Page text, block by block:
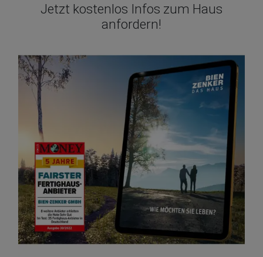
Jetzt kostenlos Infos zum Haus
anfordern!